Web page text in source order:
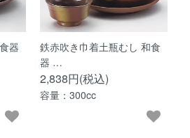
器
鉄赤吹き巾着土瓶むし 和食
器 …
2,838円(税込)
容量：300cc